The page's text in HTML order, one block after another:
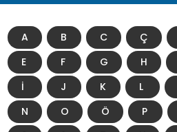
A B C Ç
E
F G H
İ
J K L
N
O Ö P